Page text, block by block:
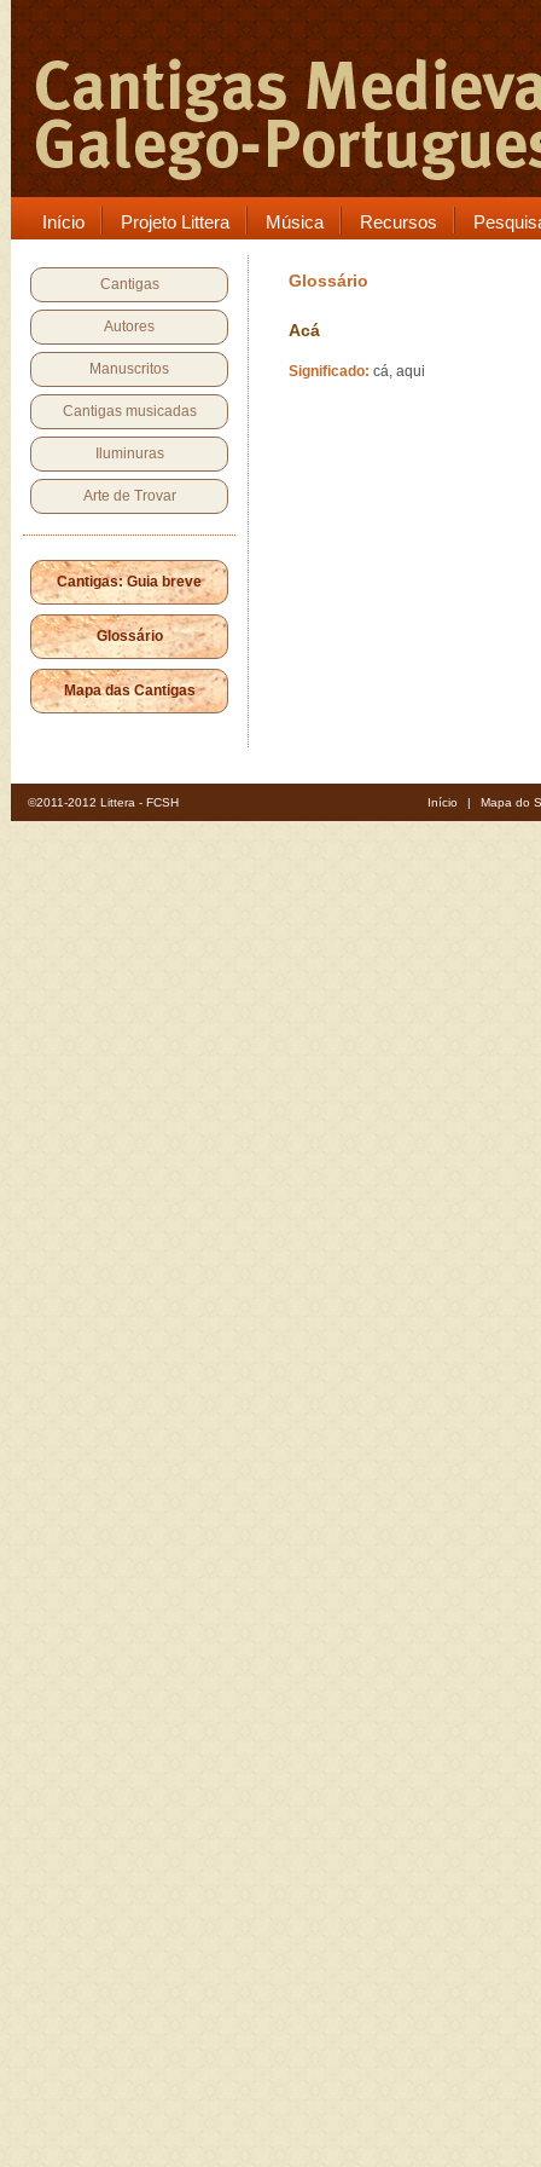
Início Projeto Littera Música Recursos
Cantigas
Autores
Manuscritos
Cantigas musicadas
Iluminuras
Arte de Trovar
Cantigas: Guia breve
Glossário
Mapa das Cantigas
Glossário
Acá
Significado: cá, aqui
©2011-2012 Littera - FCSH Início | Mapa do